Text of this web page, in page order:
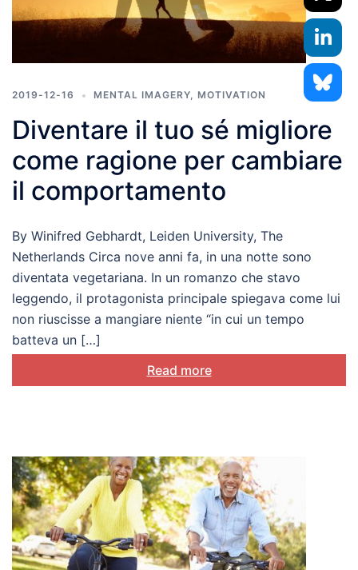
2019-12-16 MENTAL IMAGERY, MOTIVATION
Diventare il tuo sé migliore
come ragione per cambiare
il comportamento
By Winifred Gebhardt, Leiden University, The
Netherlands Circa nove anni fa, in una notte sono
diventata vegetariana. In un romanzo che stavo
leggendo, il protagonista principale spiegava come lui
non riuscisse a mangiare niente “in cui un tempo
batteva un […]
Read more